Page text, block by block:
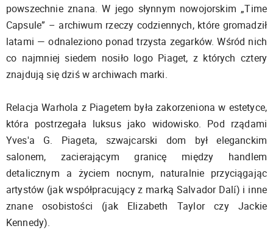
powszechnie znana. W jego słynnym nowojorskim „Time
Capsule” – archiwum rzeczy codziennych, które gromadził
latami — odnaleziono ponad trzysta zegarków. Wśród nich
co najmniej siedem nosiło logo Piaget, z których cztery
znajdują się dziś w archiwach marki.
Relacja Warhola z Piagetem była zakorzeniona w estetyce,
która postrzegała luksus jako widowisko. Pod rządami
Yves'a G. Piageta, szwajcarski dom był eleganckim
salonem, zacierającym granicę między handlem
detalicznym a życiem nocnym, naturalnie przyciągając
artystów (jak współpracujący z marką Salvador Dalí) i inne
znane osobistości (jak Elizabeth Taylor czy Jackie
Kennedy).